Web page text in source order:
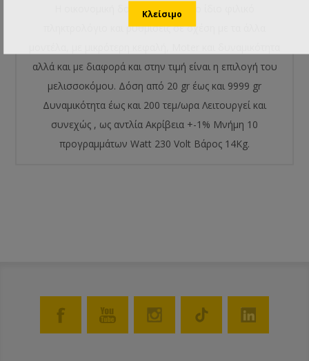
Η οικονομική δοσομετρική με το ίδιο φιλικό
πληκτρολόγιο και ρυθμίσεις σε σχέση με τα άλλα
αλλά και με διαφορά και στην τιμή είναι η επιλογή του
μελισσοκόμου. Δόση από 20 gr έως και 9999 gr
Δυναμικότητα έως και 200 τεμ/ωρα Λειτουργεί και
συνεχώς , ως αντλία Ακρίβεια +-1% Μνήμη 10
προγραμμάτων Watt 230 Volt Βάρος 14Kg.